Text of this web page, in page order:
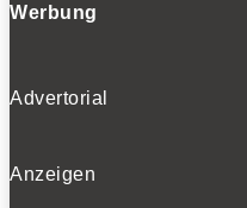
Werbung
Advertorial
Anzeigen